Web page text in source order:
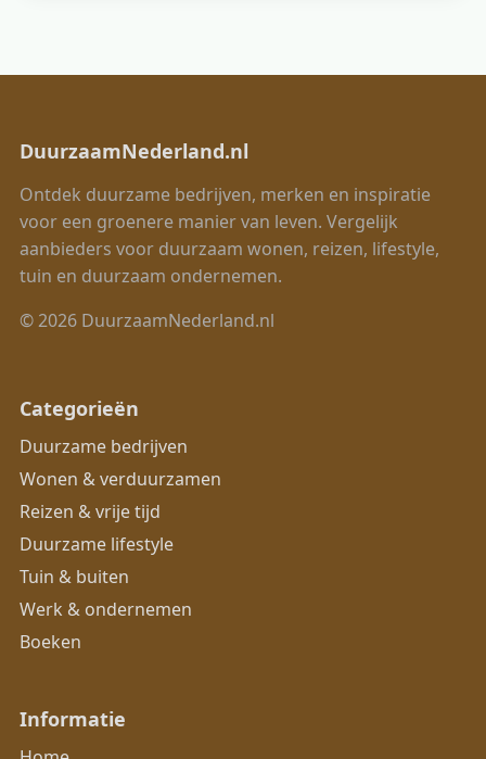
DuurzaamNederland.nl
Ontdek duurzame bedrijven, merken en inspiratie
voor een groenere manier van leven. Vergelijk
aanbieders voor duurzaam wonen, reizen, lifestyle,
tuin en duurzaam ondernemen.
© 2026 DuurzaamNederland.nl
Categorieën
Duurzame bedrijven
Wonen & verduurzamen
Reizen & vrije tijd
Duurzame lifestyle
Tuin & buiten
Werk & ondernemen
Boeken
Informatie